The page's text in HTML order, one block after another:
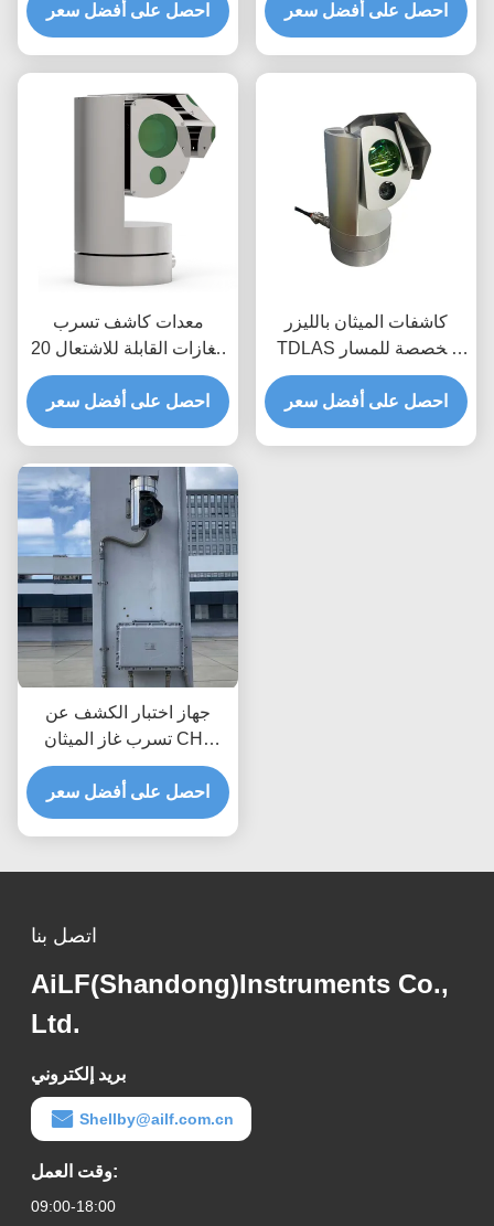
احصل على أفضل سعر
احصل على أفضل سعر
معدات كاشف تسرب
الغازات القابلة للاشتعال 20
واط IP68 مخصصة
احصل على أفضل سعر
كاشفات الميثان بالليزر
TDLAS مخصصة للمسار
المفتوح مع إمكانية التحريك
والإمالة للمنازل
احصل على أفضل سعر
جهاز اختبار الكشف عن
تسرب غاز الميثان CH4
للوقود لمحطة الغاز
احصل على أفضل سعر
اتصل بنا
AiLF(Shandong)Instruments Co.,
Ltd.
بريد إلكتروني
Shellby@ailf.com.cn
وقت العمل:
09:00-18:00